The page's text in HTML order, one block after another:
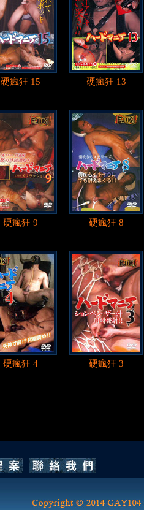
硬瘋狂 15 硬瘋狂 13
硬瘋狂 9 硬瘋狂 8
硬瘋狂 4 硬瘋狂 3